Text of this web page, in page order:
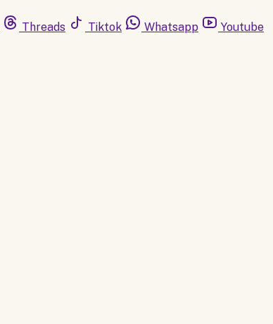
Threads Tiktok Whatsapp Youtube